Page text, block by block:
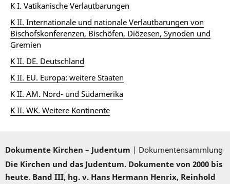
K I. Vatikanische Verlautbarungen
K II. Internationale und nationale Verlautbarungen von
Bischofskonferenzen, Bischöfen, Diözesen, Synoden und
Gremien
K II. DE. Deutschland
K II. EU. Europa: weitere Staaten
K II. AM. Nord- und Südamerika
K II. WK. Weitere Kontinente
Dokumente Kirchen – Judentum | Dokumentensammlung
Die Kirchen und das Judentum. Dokumente von 2000 bis
heute. Band III, hg. v. Hans Hermann Henrix, Reinhold